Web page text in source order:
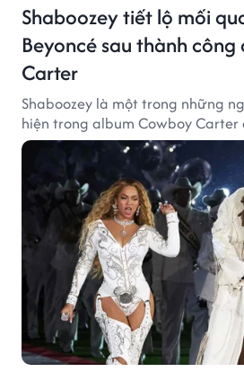
Shaboozey tiết lộ mối
Beyoncé sau thành
Carter
Shaboozey là một trong những
hiện trong album Cowboy Carter